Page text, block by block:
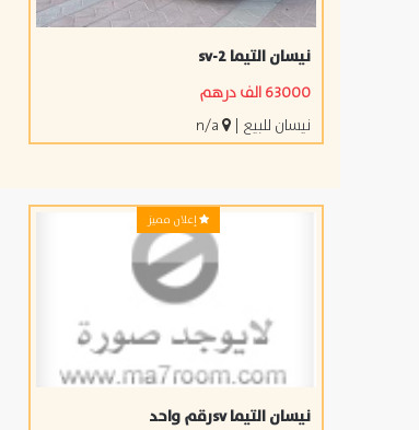
نيسان التيما sv-2
63000 الف درهم
نيسان للبيع |
إعلان مميز
نيسان التيما ‏svرقم ‏واحد ‏